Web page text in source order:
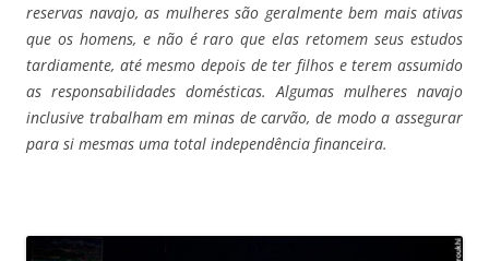
reservas navajo, as mulheres são geralmente bem mais ativas
que os homens, e não é raro que elas retomem seus estudos
tardiamente, até mesmo depois de ter filhos e terem assumido
as responsabilidades domésticas. Algumas mulheres navajo
inclusive trabalham em minas de carvão, de modo a assegurar
para si mesmas uma total independência financeira.